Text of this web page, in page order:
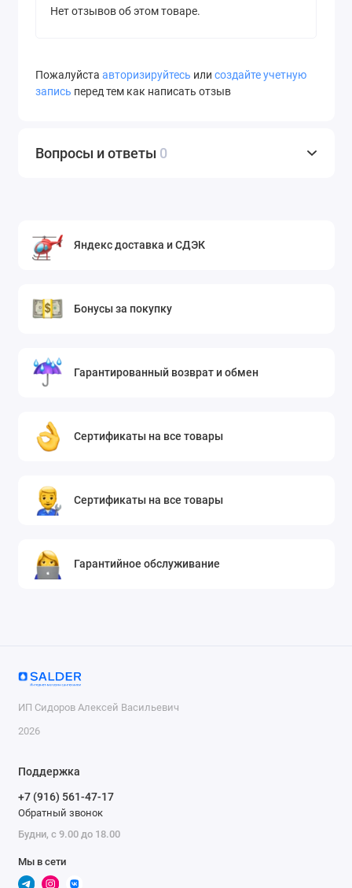
Нет отзывов об этом товаре.
Пожалуйста авторизируйтесь или создайте учетную
запись перед тем как написать отзыв
Вопросы и ответы 0
Яндекс доставка и СДЭК
Бонусы за покупку
Гарантированный возврат и обмен
Сертификаты на все товары
Сертификаты на все товары
Гарантийное обслуживание
ИП Сидоров Алексей Васильевич
2026
Поддержка
+7 (916) 561-47-17
Обратный звонок
Будни, с 9.00 до 18.00
Мы в сети